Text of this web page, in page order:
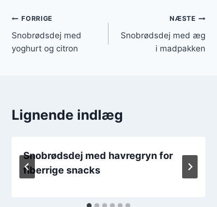
Indlægsnavigation
FORRIGE
Snobrødsdej med
yoghurt og citron
NÆSTE
Snobrødsdej med æg
i madpakken
Lignende indlæg
Snobrødsdej med havregryn for
fiberrige snacks